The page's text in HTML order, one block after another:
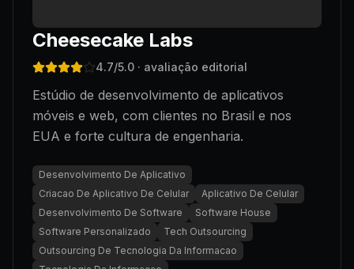
Cheesecake Labs
4.7/5.0 · avaliação editorial
Estúdio de desenvolvimento de aplicativos
móveis e web, com clientes no Brasil e nos
EUA e forte cultura de engenharia.
Desenvolvimento De Aplicativo
Criacao De Aplicativo De Celular
Aplicativo De Celular
Desenvolvimento De Software
Software House
Software Personalizado
Tech Outsourcing
Outsourcing De Tecnologia Da Informacao